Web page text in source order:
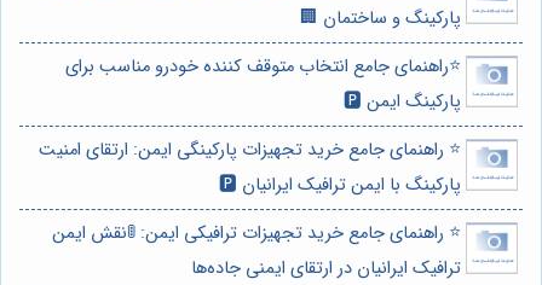
پارکینگ و ساختمان 🏢
⭐️راهنمای جامع انتخاب متوقف کننده خودرو مناسب برای
پارکینگ ایمن 🅿️
⭐️ راهنمای جامع خرید تجهیزات پارکینگی ایمن: ارتقای امنیت
پارکینگ با ایمن ترافیک ایرانیان 🅿️
⭐️ راهنمای جامع خرید تجهیزات ترافیکی ایمن: 🚦نقش ایمن
ترافیک ایرانیان در ارتقای ایمنی جاده‌ها